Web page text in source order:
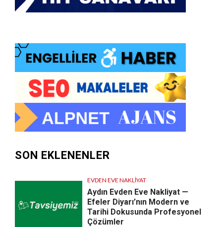
SON EKLENENLER
EVDEN EVE NAKLIYAT
Aydın Evden Eve Nakliyat —
Efeler Diyarı’nın Modern ve
Tarihi Dokusunda Profesyonel
Çözümler